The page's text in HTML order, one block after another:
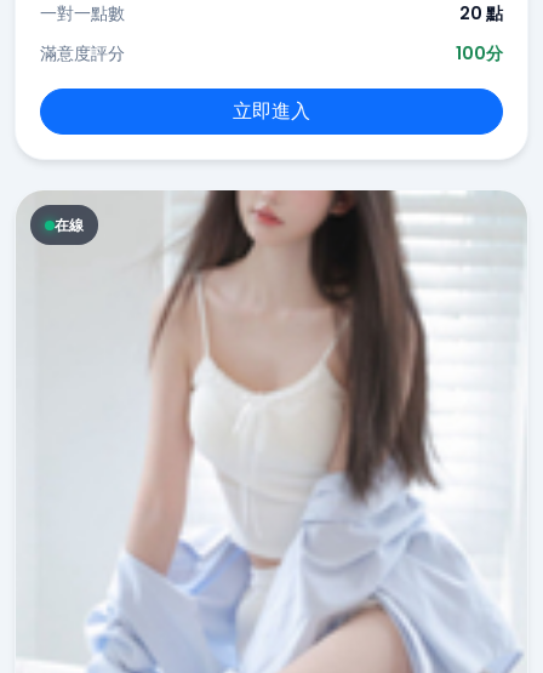
一對一點數
20 點
滿意度評分
100分
立即進入
在線